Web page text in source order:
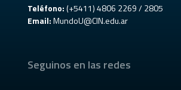
Teléfono:(+5411) 4806 2269 / 2805
Email: MundoU@CIN.edu.ar
Seguinos en las redes